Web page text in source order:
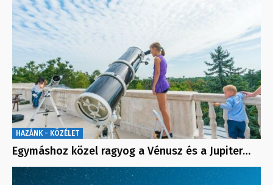
HAZÁNK - KÖZÉLET
Egymáshoz közel ragyog a Vénusz és a Jupiter…